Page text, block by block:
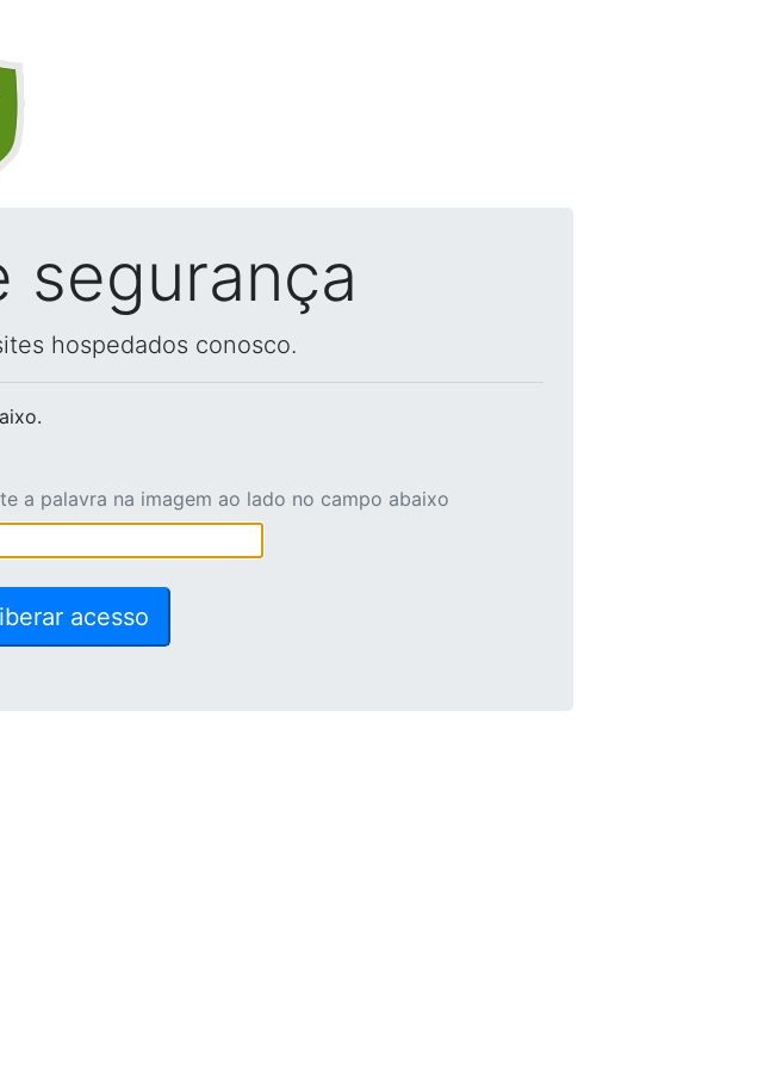
segurança
hospedados conosco.
a palavra na imagem ao lado no campo abaixo